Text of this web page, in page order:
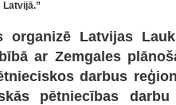
Latvijā.”
organizē Latvijas
ar Zemgales
darbus
pētniecības